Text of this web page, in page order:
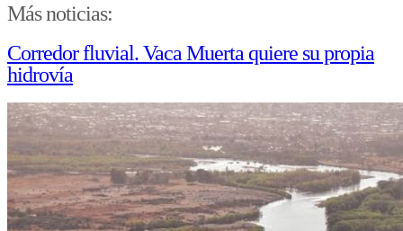
Más noticias:
Corredor fluvial. Vaca Muerta quiere su propia
hidrovía